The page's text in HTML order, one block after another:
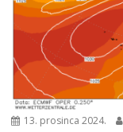
13. prosinca 2024.